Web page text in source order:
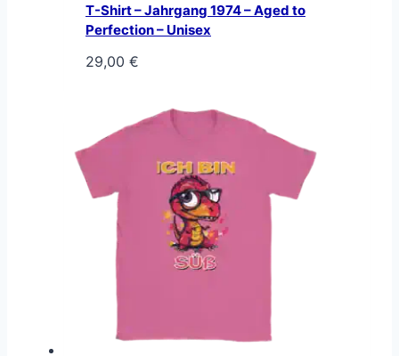
T-Shirt – Jahrgang 1974 – Aged to
Perfection – Unisex
29,00 €